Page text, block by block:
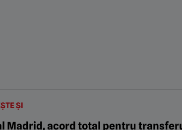
ȘI
Madrid, acord total pentru